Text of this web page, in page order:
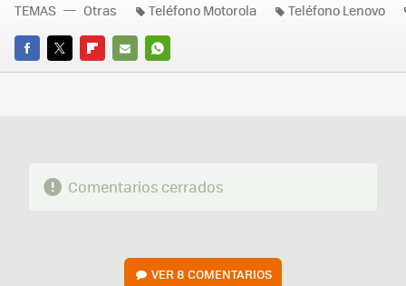
FACEBOOK
TWITTERFLIPBOARD
E-
WHATSAPP
TEMAS Otras Teléfono Motorola Teléfono Lenovo
Comentarios cerrados
VER8 COMENTARIOS